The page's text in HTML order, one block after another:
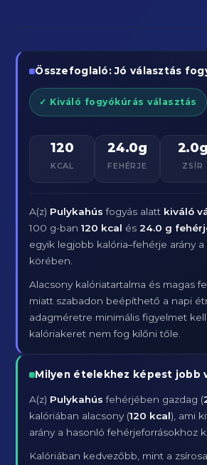
Összefoglaló: Jó választás
✓ Kiváló fogyókúrás választás
120
KCAL
24.0g
FEHÉRJE
2.0g
ZSÍR
A(z) Pulykahús fogyás alatt kiváló
100 g-ban120 kcal és24.0 g
egyik legjobb kalória–fehérje arány
körében.
Alacsony kalóriatartalma és magas
miatt szabadon beépíthető a napi
adagméretre minimális figyelmet
kalóriakeret nem fog kilőni tőle.
Milyen ételekhez képest jobb
A(z) Pulykahús fehérjében gazdag (
kalóriában alacsony (120 kcal), ami
arány a hasonló fehérjeforrásokhoz
Kalóriában kedvezőbb, mint a